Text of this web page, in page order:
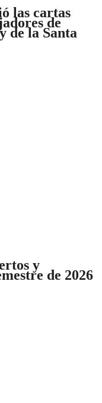
las cartas
de
de la Santa
y
de 2026